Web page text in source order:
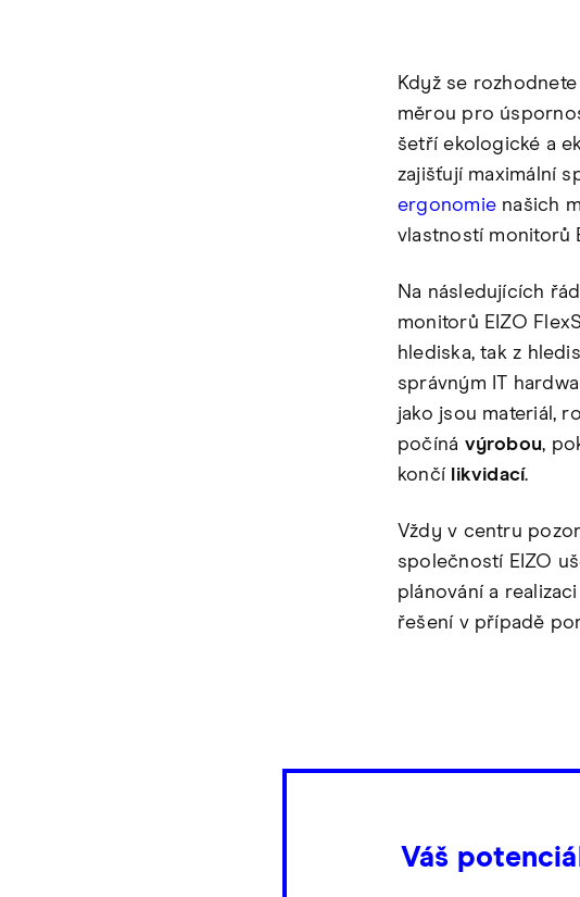
Když se
měrou pro
šetří ekologické a
zajišťují maximální
ergonomienašich
vlastností monitorů
Na následujících
monitorů EIZO
hlediska, tak z
správným IT
jako jsou materiál,
počíná výrobou,
končí
likvidací.
Vždy v centru
společností EIZO
plánování a
řešení v případě
Váš